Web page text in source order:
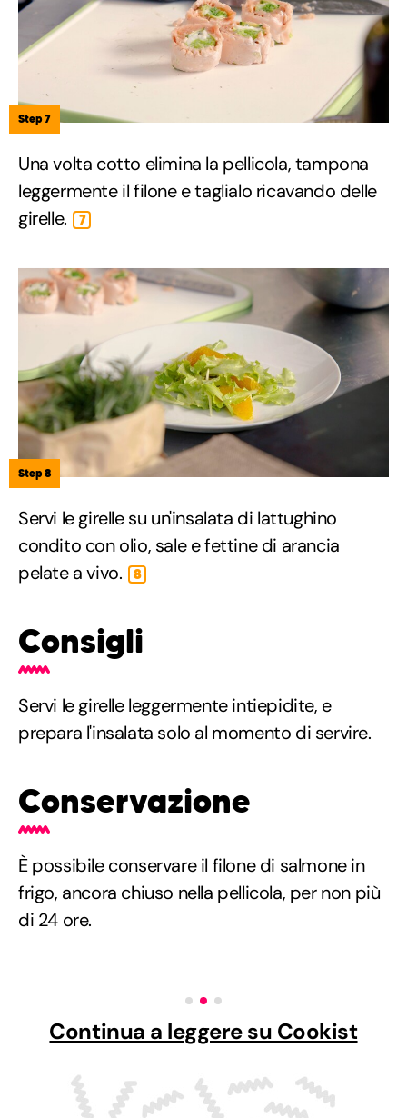
Step 7
Una volta cotto elimina la pellicola, tampona
leggermente il filone e taglialo ricavando delle
girelle.
7
Step 8
Servi le girelle su un'insalata di lattughino
condito con olio, sale e fettine di arancia
pelate a vivo.
8
Consigli
Servi le girelle leggermente intiepidite, e
prepara l'insalata solo al momento di servire.
Conservazione
È possibile conservare il filone di salmone in
frigo, ancora chiuso nella pellicola, per non più
di 24 ore.
Continua a leggere su Cookist